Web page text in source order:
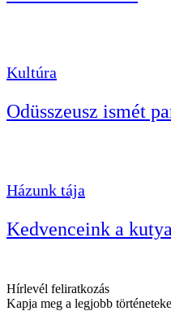
Kultúra
Odüsszeusz ismét
Házunk tája
Kedvenceink a
Hírlevél feliratkozás
Kapja meg a legjobb